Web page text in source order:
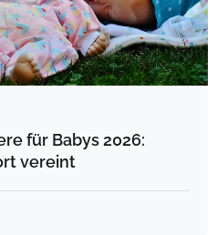
für Babys 2026:
vereint